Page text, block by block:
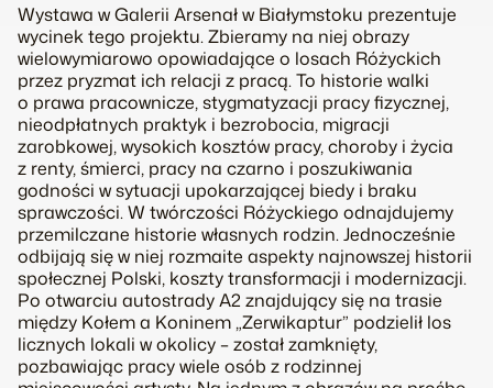
Wystawa w Galerii Arsenał w Białymstoku prezentuje
wycinek tego projektu. Zbieramy na niej obrazy
wielowymiarowo opowiadające o losach Różyckich
przez pryzmat ich relacji z pracą. To historie walki
o prawa pracownicze, stygmatyzacji pracy fizycznej,
nieodpłatnych praktyk i bezrobocia, migracji
zarobkowej, wysokich kosztów pracy, choroby i życia
z renty, śmierci, pracy na czarno i poszukiwania
godności w sytuacji upokarzającej biedy i braku
sprawczości. W twórczości Różyckiego odnajdujemy
przemilczane historie własnych rodzin. Jednocześnie
odbijają się w niej rozmaite aspekty najnowszej historii
społecznej Polski, koszty transformacji i modernizacji.
Po otwarciu autostrady A2 znajdujący się na trasie
między Kołem a Koninem „Zerwikaptur” podzielił los
licznych lokali w okolicy – został zamknięty,
pozbawiając pracy wiele osób z rodzinnej